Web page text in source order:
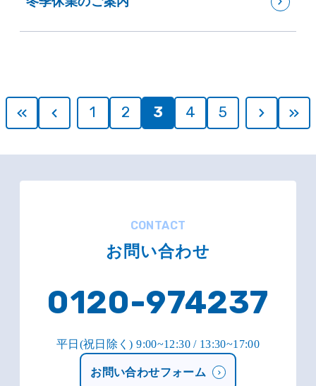
1 2 3 4 5
CONTACT
お問い合わせ
0120-974237
平日(祝日除く) 9:00~12:30 / 13:30~17:00
お問い合わせフォーム